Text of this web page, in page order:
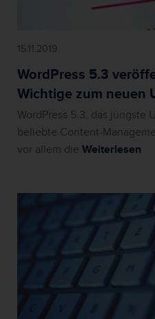
15.11.2019
WordPress 5.3
Wichtige zum neuen
WordPress 5.3, das jüngste
beliebte Content-
vor allem die Weiterlesen